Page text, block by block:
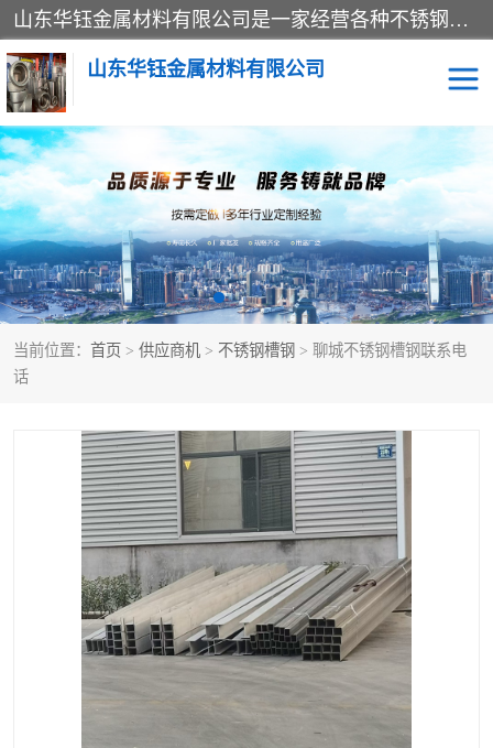
山东华钰金属材料有限公司是一家经营各种不锈钢管材、板材、圆钢、法兰、封头、型材等产品的公司；主营产品有：不锈钢管，激光切割，管件标准件，不锈钢圆钢，不锈钢人孔，不锈钢亮管，不锈钢角钢，不锈钢加工，不锈钢管子，不锈钢工业方管，不锈钢封头，不锈钢法兰，不锈钢阀门，不锈钢槽钢，不锈钢扁钢，不锈钢板等；可为客户制作各种规格的型材及不锈钢配件、非标准件及各种容器具等，能满足客户的不同采购要求。
山东华钰金属材料有限公司
当前位置： 首页 > 供应商机 > 不锈钢槽钢 > 聊城不锈钢槽钢联系电
话
不锈钢管 激光切割
管件标准件 不锈钢圆钢
不锈钢人孔 不锈钢亮管
不锈钢角钢 不锈钢加工
不锈钢封头 不锈钢法兰
不锈钢阀门 不锈钢槽钢
不锈钢扁钢